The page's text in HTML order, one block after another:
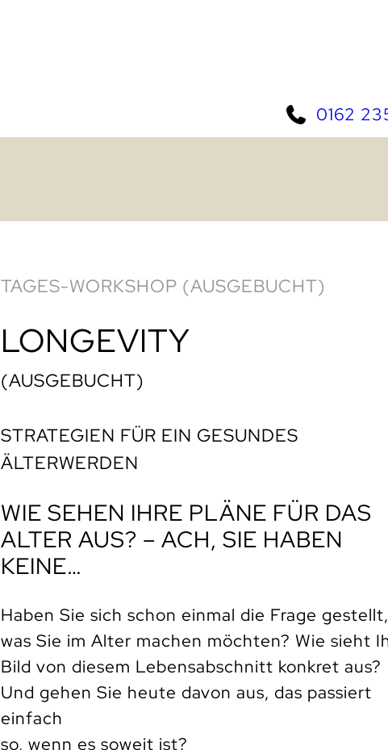
0162
TAGES-WORKSHOP (AUSGEBUCHT)
LONGEVITY
(AUSGEBUCHT)
STRATEGIEN FÜR EIN GESUNDES
ÄLTERWERDEN
WIE SEHEN IHRE PLÄNE FÜR DAS
ALTER AUS? – ACH, SIE HABEN
KEINE…
Haben Sie sich schon einmal die Frage gestellt,
was Sie im Alter machen möchten? Wie sieht
Bild von diesem Lebensabschnitt konkret aus?
Und gehen Sie heute davon aus, das passiert
einfach
so, wenn es soweit ist?